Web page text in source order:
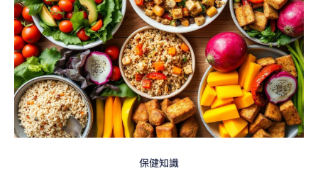
保健知識